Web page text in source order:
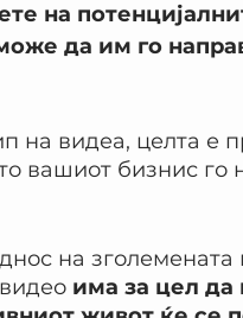
на
да им го
на видеа, целта е
вашиот бизнис го
на
има за цел да